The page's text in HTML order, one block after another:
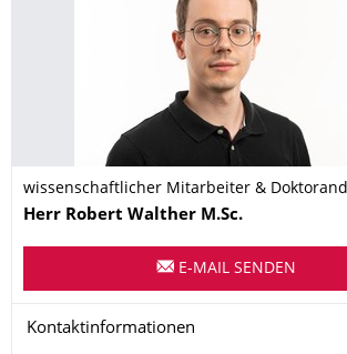
wissenschaftlicher Mitarbeiter & Doktorand
Name
Herr Robert Walther M.Sc.
E-MAIL SENDEN
Kontaktinformationen